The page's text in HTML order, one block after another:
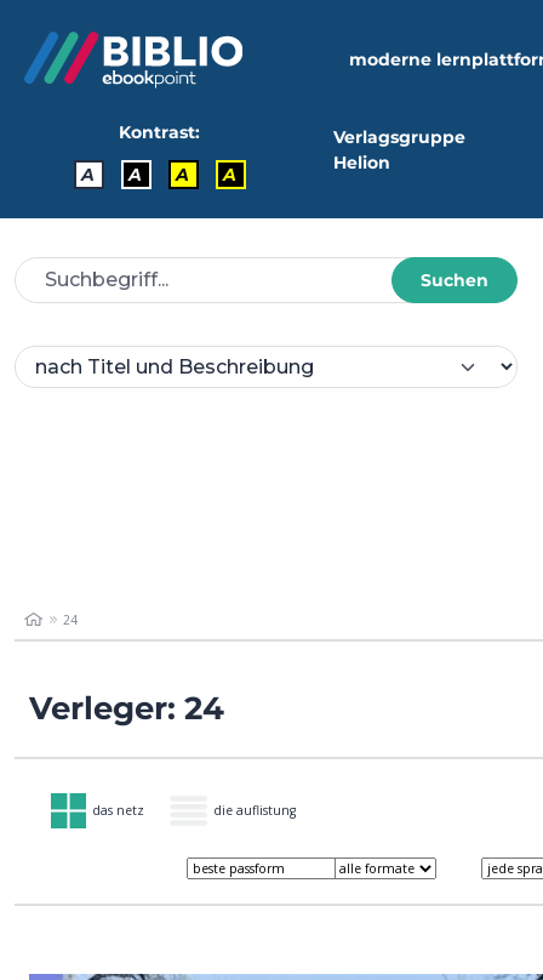
moderne
Kontrast:
A
A A A
Verlagsgruppe
Helion
Suchen
24
Verleger: 24
das netz die auflistung